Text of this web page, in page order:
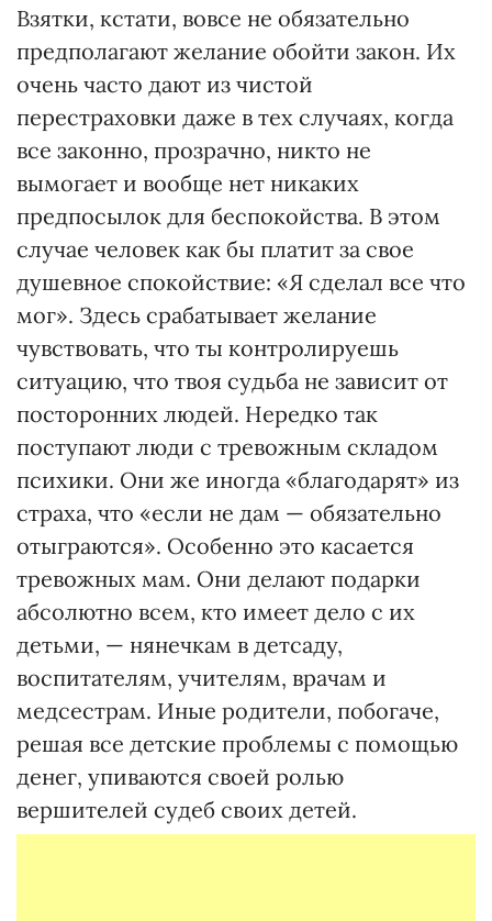
Взятки, кстати, вовсе не обязательно
предполагают желание обойти закон. Их
очень часто дают из чистой
перестраховки даже в тех случаях, когда
все законно, прозрачно, никто не
вымогает и вообще нет никаких
предпосылок для беспокойства. В этом
случае человек как бы платит за свое
душевное спокойствие: «Я сделал все что
мог». Здесь срабатывает желание
чувствовать, что ты контролируешь
ситуацию, что твоя судьба не зависит от
посторонних людей. Нередко так
поступают люди с тревожным складом
психики. Они же иногда «благодарят» из
страха, что «если не дам — обязательно
отыграются». Особенно это касается
тревожных мам. Они делают подарки
абсолютно всем, кто имеет дело с их
детьми, — нянечкам в детсаду,
воспитателям, учителям, врачам и
медсестрам. Иные родители, побогаче,
решая все детские проблемы с помощью
денег, упиваются своей ролью
вершителей судеб своих детей.